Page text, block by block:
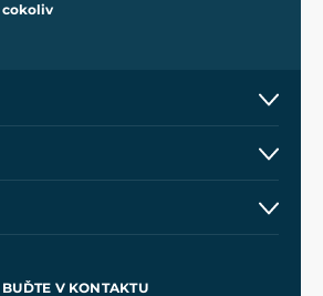
cokoliv
Come
BUĎTE V KONTAKTU